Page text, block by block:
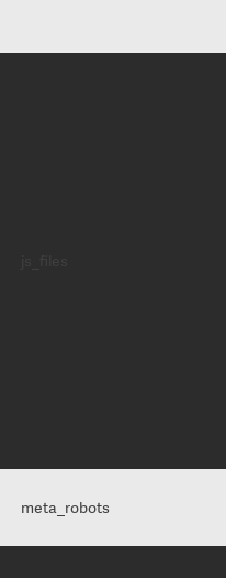
meta_robots